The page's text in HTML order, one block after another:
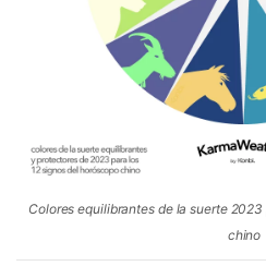
Colores equilibrantes de la suerte
chino